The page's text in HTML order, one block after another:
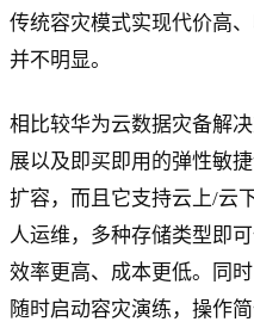
传统容灾模式实现代价高
并不明显。
相比较华为云数据灾备解
展以及即买即用的弹性敏
扩容，而且它支持云上/云
人运维，多种存储类型即
效率更高、成本更低。同
随时启动容灾演练，操作